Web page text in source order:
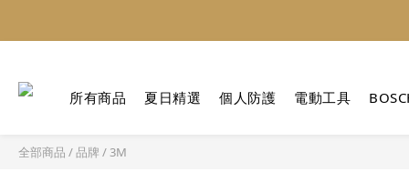
所有商品 夏日精選 個人防護 電動工具
全部商品 /品牌 / 3M